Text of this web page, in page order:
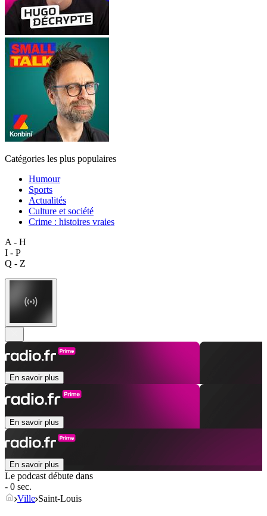
Catégories les plus populaires
Humour
Sports
Actualités
Culture et société
Crime : histoires vraies
A - H
I - P
Q - Z
En savoir plus
En savoir plus
En savoir plus
Le podcast débute dans
- 0 sec.
Ville Saint-Louis